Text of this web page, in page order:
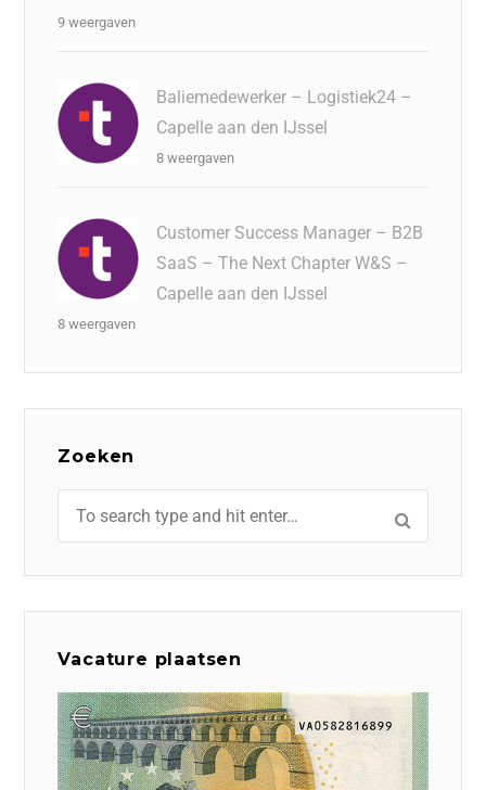
9 weergaven
Baliemedewerker – Logistiek24 –
Capelle aan den IJssel
8 weergaven
Customer Success Manager – B2B
SaaS – The Next Chapter W&S –
Capelle aan den IJssel
8 weergaven
Zoeken
Vacature plaatsen